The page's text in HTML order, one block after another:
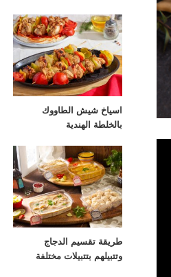
اسياخ شيش الطاووك
بالخلطة الهندية
طريقة تقسيم الدجاج
وتتبيلهم بتتبيلات مختلفة